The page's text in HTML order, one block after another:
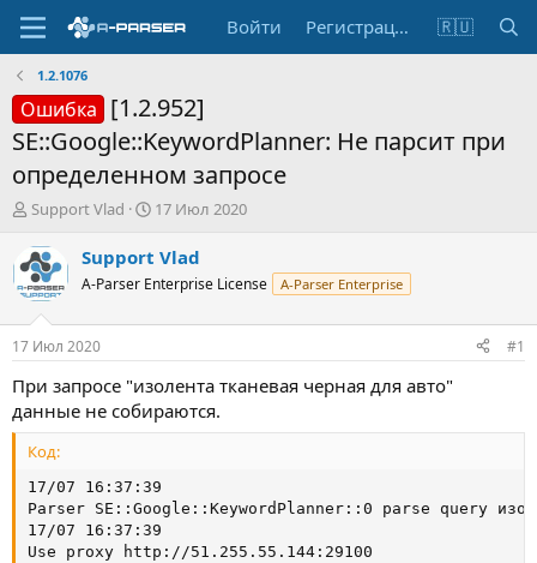
Войти Регистрация 🇷🇺
1.2.1076
Ошибка [1.2.952]
SE::Google::KeywordPlanner: Не парсит при
определенном запросе
А
т
о
р
т
е
м
ы
Support Vlad
Д
т
н
а
л
17 Июл 2020
Support Vlad
A-Parser Enterprise License A-Parser Enterprise
17 Июл 2020 #1
При запросе "изолента тканевая черная для авто"
данные не собираются.
Код:
17/07 16:37:39
Parser SE::Google::KeywordPlanner::0 parse query
17/07 16:37:39
Use proxy http://51.255.55.144:29100